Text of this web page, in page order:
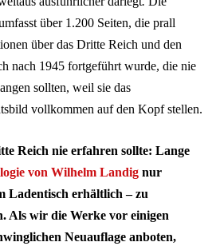
über 1.200 Seiten, die prall
über das Dritte Reich und den
nach 1945 fortgeführt wurde, die nie
sollten, weil sie das
vollkommen auf den Kopf stellen.
Reich nie erfahren sollte: Lange
von Wilhelm Landig nur
Ladentisch erhältlich – zu
Als wir die Werke vor einigen
Neuauflage anboten,